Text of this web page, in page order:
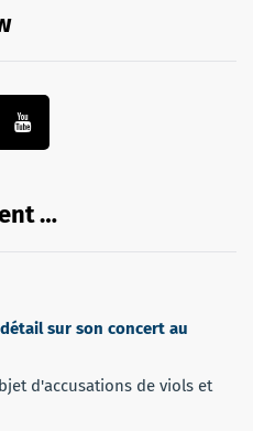
…
sur son concert au
d'accusations de viols et